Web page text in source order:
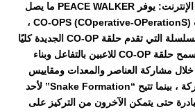
دعم متعدد اللاعبين عبر الإنترنت: يوفر PEACE WALKER ما يصل
إلى 4 لاعبين من ألعاب CO-OPS (COperative-OPerationS) ،
والتي تعد أول ثورة في السلسلة التي تقدم حلقة CO-OP الجديدة كليًا
و “تشكيل الثعبان”. تسمح حلقة CO-OP للاعبين بالتفاعل وبناء
مشاركة العناصر والمعدات ومقاييس
LIFE خلال حرارة المعركة ، بينما تتيح “Snake Formation” لأحد
حتى يتمكن الآخرون من التركيز على